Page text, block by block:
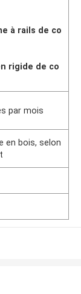
à rails de co
rigide de co
par mois
en bois, selon